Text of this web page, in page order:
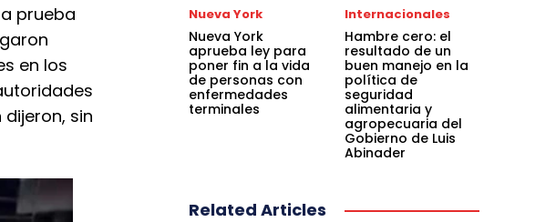
prueba
en los
sin
Nueva York
Nueva York
aprueba ley para
poner fin a la vida
de personas con
enfermedades
terminales
Internacionales
Hambre cero: el
resultado de un
buen manejo en la
política de
seguridad
alimentaria y
agropecuaria del
Gobierno de Luis
Abinader
Related Articles